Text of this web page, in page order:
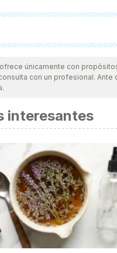
citadas fueron revisadas
para asegurar su calidad,
La bibliografía de este
P. Odontología
y aplicaciones.
F. Salud bucodental. An
22.
Building Blocks.
2001
Manuel Antonio, Milagros
únicamente con
con un profesional. Ante
interesantes